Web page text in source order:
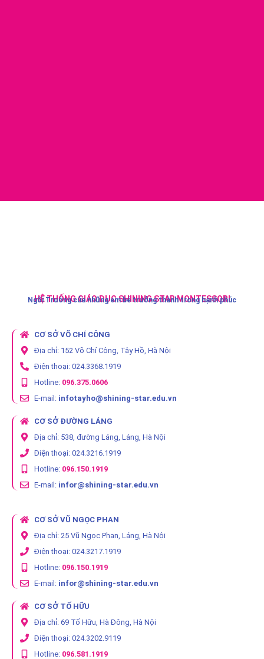
HỆ THỐNG GIÁO DỤC SHINING STAR MONTESSORI
Ngôi Trường của những em bé trưởng thành trong hạnh phúc
CƠ SỞ VÕ CHÍ CÔNG
Địa chỉ: 152 Võ Chí Công, Tây Hồ, Hà Nội
Điện thoại: 024.3368.1919
Hotline: 096.375.0606
E-mail: infotayho@shining-star.edu.vn
CƠ SỞ ĐƯỜNG LÁNG
Địa chỉ: 538, đường Láng, Láng, Hà Nội
Điện thoại: 024.3216.1919
Hotline: 096.150.1919
E-mail: infor@shining-star.edu.vn
CƠ SỞ VŨ NGỌC PHAN
Địa chỉ: 25 Vũ Ngọc Phan, Láng, Hà Nội
Điện thoại: 024.3217.1919
Hotline: 096.150.1919
E-mail: infor@shining-star.edu.vn
CƠ SỞ TỐ HỮU
Địa chỉ: 69 Tố Hữu, Hà Đông, Hà Nội
Điện thoại: 024.3202.9119
Hotline: 096.581.1919